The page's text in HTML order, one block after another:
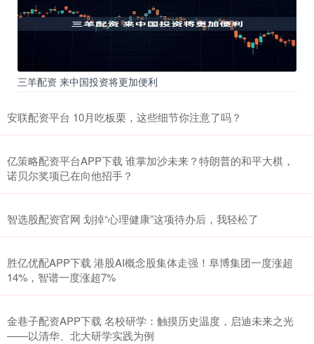
三羊配资 来中国投资将更加便利
安联配资平台 10月吃板栗，这些细节你注意了吗？
亿策略配资平台APP下载 谁掌加沙未来？特朗普的和平大棋，
诺贝尔奖项已在向他招手？
智选股配资官网 划掉“心理健康”这项待办后，我轻松了
胜亿优配APP下载 港股AI概念股集体走强！阜博集团一度涨超
14%，智谱一度涨超7%
金巷子配资APP下载 名校研学：触摸历史温度，启迪未来之光
——以清华、北大研学实践为例